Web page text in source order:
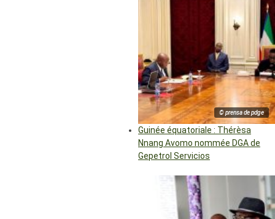
© prensa de pdge
Guinée équatoriale : Thérèsa
Nnang Avomo nommée DGA de
Gepetrol Servicios